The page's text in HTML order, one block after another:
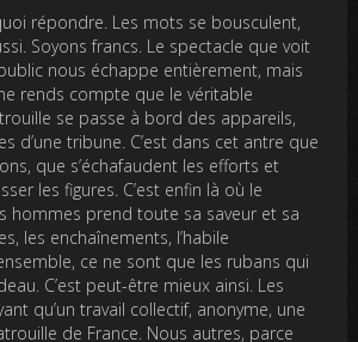
Les mots se bousculent,
Soyons francs. Le spectacle que voit
nous échappe entièrement, mais
rends compte que le véritable
se passe à bord des appareils,
d’une tribune. C’est dans cet antre que
que s’échafaudent les efforts et
les figures. C’est enfin là où le
hommes prend toute sa saveur et sa
les enchaînements, l’habile
ce ne sont que les rubans qui
C’est peut-être mieux ainsi. Les
qu’un travail collectif, anonyme, une
de France. Nous autres, parce